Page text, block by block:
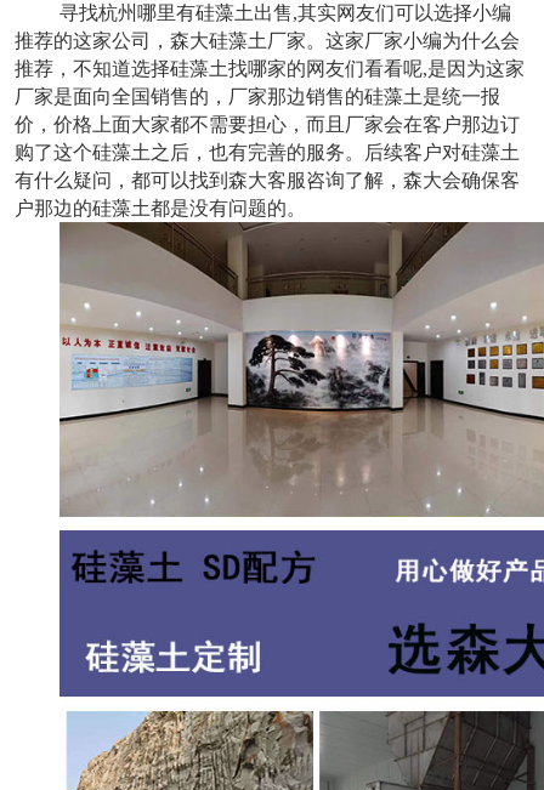
寻找杭州哪里有硅藻土出售,其实网友们可以选择小编
推荐的这家公司，森大硅藻土厂家。这家厂家小编为什么会
推荐，不知道选择硅藻土找哪家的网友们看看呢,是因为这家
厂家是面向全国销售的，厂家那边销售的硅藻土是统一报
价，价格上面大家都不需要担心，而且厂家会在客户那边订
购了这个硅藻土之后，也有完善的服务。后续客户对硅藻土
有什么疑问，都可以找到森大客服咨询了解，森大会确保客
户那边的硅藻土都是没有问题的。